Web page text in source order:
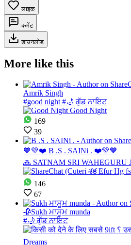
लाइक
कमेंट
डाउनलोड
More like this
Amrik Singh
#good night #🌙 ਗੁੱਡ ਨਾਇਟ
169
39
💙💚❤️ B .S . SAINi . ❤️💚💙
🙏 SATNAM SRI WAHEGURU
146
67
🥀Sukh ਮਾਸੂਮ munda
#🌙 ਗੁੱਡ ਨਾਇਟ